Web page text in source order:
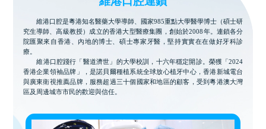
維港口腔是粵港知名醫藥大學導師、國家985重點大學醫學博士（碩士研
究生導師、高級教授）成立的香港大型醫療集團，創始於2008年。連鎖各分
院匯聚來自香港、內地的博士、碩士專家牙醫，堅持實實在在做好牙科診
療。
維港口腔踐行「醫道濟世」的大學校訓，十六年穩定開診。榮獲「2024
香港企業領袖品牌」，是諾貝爾種植系統全球放心植牙中心，香港新城電台
與廣東衛視推薦品牌，服務超過三十個國家和地區的顧客，受到粵港澳大灣
區及周邊城市市民的歡迎與信任。